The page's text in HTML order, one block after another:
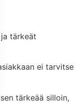
tärkeät
ei tarvitse
tärkeää silloin,